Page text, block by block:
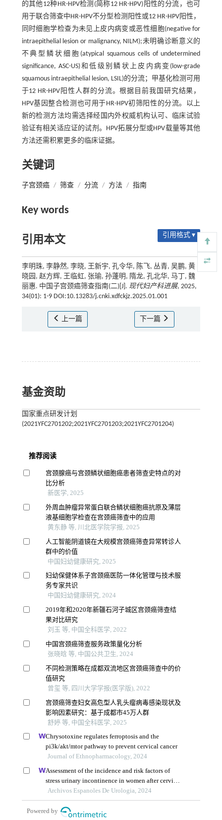
的其他12种HR-HPV检测(简称12 HR-HPV)阳性的分流，也可
用于联合筛查中HR-HPV不分型检测阳性或12 HR-HPV阳性，
同时细胞学检查为未见上皮内病变或恶性细胞(negative for
intraepithelial lesion or malignancy, NILM);未明确诊断意义的
不典型鳞状细胞(atypical squamous cells of undetermined
significance, ASC-US)和低级别鳞状上皮内病变(low-grade
squamous intraepithelial lesion, LSIL)的分流；甲基化检测可用
于12 HR-HPV阳性人群的分流。根据目前我国研究结果，
HPV基因整合检测也可用于HR-HPV初筛阳性的分流。以上
新的检测方法均需选择经国内外权威机构认可、临床试验
验证有相关适应证的试剂。HPV拓展分型或HPV载量等其他
方法还需积累更多的临床证据。
关键词
子宫颈癌 / 筛查 / 分流 / 方法 / 指南
Key words
引用本文 引用格式 ▾
李明珠, 李静然, 李晓, 王新宇, 孔令华, 陈飞, 丛青, 吴鹏, 黄
晓园, 赵方辉, 王临虹, 张瑜, 孙蓬明, 隋龙, 孔北华, 马丁, 魏
丽惠. 中国子宫颈癌筛查指南(二)[J]. 现代妇产科进展, 2025,
34(01): 1-9 DOI:10.13283/j.cnki.xdfckjz.2025.01.001
上一篇 下一篇
基金资助
国家重点研发计划
(2021YFC2701202;2021YFC2701203;2021YFC2701204)